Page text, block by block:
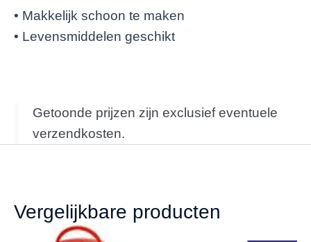
• Makkelijk schoon te maken
• Levensmiddelen geschikt
Getoonde prijzen zijn exclusief eventuele
verzendkosten.
Vergelijkbare producten